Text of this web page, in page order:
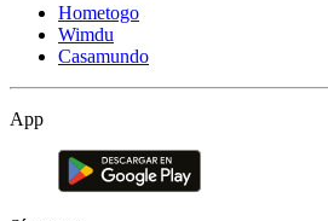
Hometogo
Wimdu
Casamundo
App